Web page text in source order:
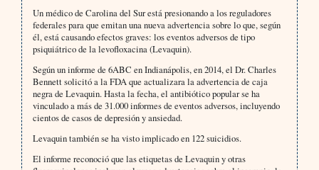
Un médico de Carolina del Sur está presionando a los reguladores
federales para que emitan una nueva advertencia sobre lo que, según
él, está causando efectos graves: los eventos adversos de tipo
psiquiátrico de la levofloxacina (Levaquin).
Según un informe de 6ABC en Indianápolis, en 2014, el Dr. Charles
Bennett solicitó a la FDA que actualizara la advertencia de caja
negra de Levaquin. Hasta la fecha, el antibiótico popular se ha
vinculado a más de 31.000 informes de eventos adversos, incluyendo
cientos de casos de depresión y ansiedad.
Levaquin también se ha visto implicado en 122 suicidios.
El informe reconoció que las etiquetas de Levaquin y otras